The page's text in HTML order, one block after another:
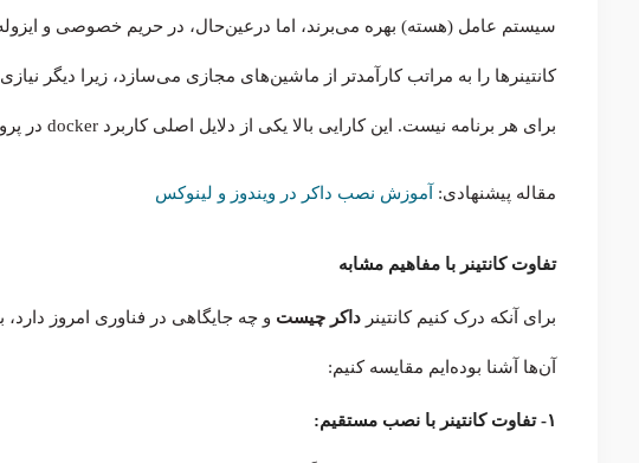
سیستم عامل (هسته) بهره می‌برند، اما درعین‌حال، در حریم خصوصی و
کانتینرها را به مراتب کارآمدتر از ماشین‌های مجازی می‌سازد، زیرا دیگر
برای هر برنامه نیست. این کارایی بالا یکی از دلایل اصلی کاربرد docker در پروژه‌های مدرن است.
مقاله پیشنهادی: آموزش نصب داکر در ویندوز و لینوکس
تفاوت کانتینر با مفاهیم مشابه
برای آنکه درک کنیم کانتینر داکر چیست و چه جایگاهی در فناوری امروز
آن‌ها آشنا بوده‌ایم مقایسه کنیم:
۱- تفاوت کانتینر با نصب مستقیم: